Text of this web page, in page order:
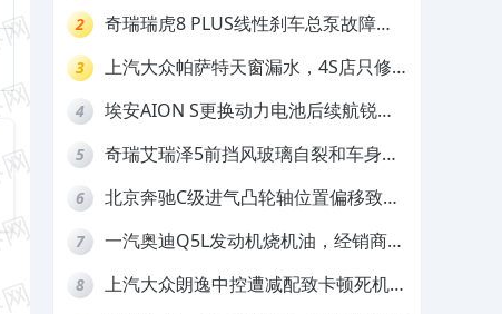
2
奇瑞瑞虎8 PLUS线性刹车总泵故障，
3
上汽大众帕萨特天窗漏水，4S店只修
4
埃安AION S更换动力电池后续航锐
5
奇瑞艾瑞泽5前挡风玻璃自裂和车身多
6
北京奔驰C级进气凸轮轴位置偏移致发
7
一汽奥迪Q5L发动机烧机油，经销商推
8
上汽大众朗逸中控遭减配致卡顿死机，